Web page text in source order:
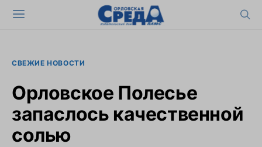
СВЕЖИЕ НОВОСТИ
Орловское Полесье
запаслось качественной
солью